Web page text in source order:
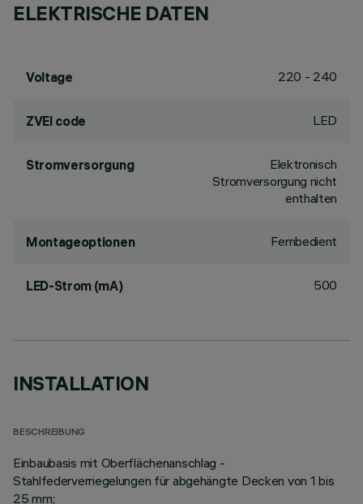
ELEKTRISCHE DATEN
Voltage 220 - 240
ZVEI code LED
Stromversorgung
Elektronisch
Stromversorgung nicht
enthalten
Montageoptionen Fernbedient
LED-Strom (mA) 500
INSTALLATION
BESCHREIBUNG
Einbaubasis mit Oberflächenanschlag -
Stahlfederverriegelungen für abgehängte Decken von 1 bis
25 mm;